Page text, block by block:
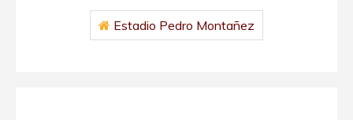
Estadio Pedro Montañez